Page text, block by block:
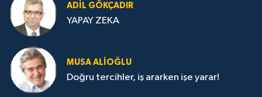
ADIL GÖKÇADIR
YAPAY ZEKA
MUSA ALIOĞLU
Doğru tercihler, iş ararken işe yarar!